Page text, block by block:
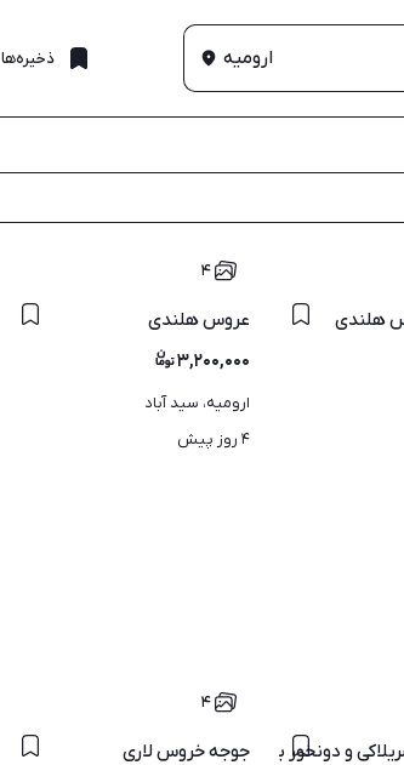
ارومیه ذخیره‌ها
هلندی
۴
عروس هلندی
۳,۲۰۰,۰۰۰
ارومیه، سید آباد
۴ روز پیش
پرنده ها
و دونخور بهترین زمان برای آموزش و سخنگو
۴
جوجه خروس لاری